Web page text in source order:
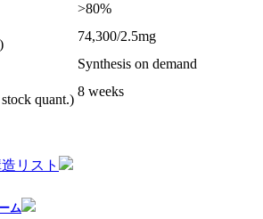
>80%
74,300/2.5mg
Synthesis on demand
quant.)
8 weeks
リスト
ム